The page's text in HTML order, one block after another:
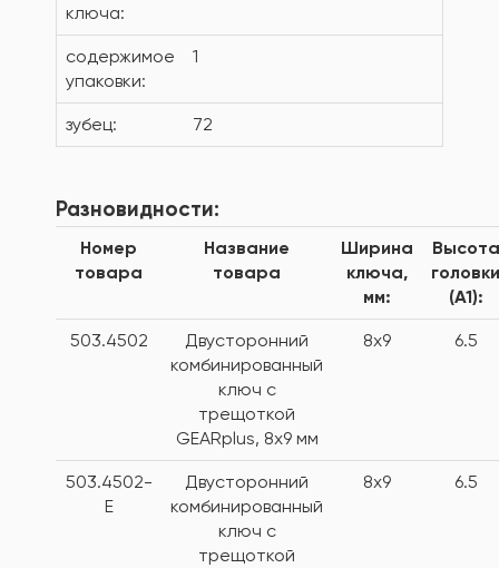
ключа:
содержимое
упаковки:
1
зубец: 72
Разновидности:
Номер
товара
Название
товара
Ширина
ключа,
мм:
Высота
головки
(А1):
503.4502
Двусторонний
комбинированный
ключ с
трещоткой
GEARplus, 8x9 мм
8x9 6.5
503.4502-
E
Двусторонний
комбинированный
ключ с
трещоткой
8x9 6.5